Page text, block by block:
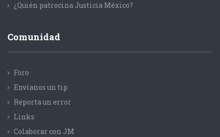
¿Quién patrocina Justicia México?
Comunidad
Foro
Envíanos un tip
Reporta un error
Links
Colaborar con JM